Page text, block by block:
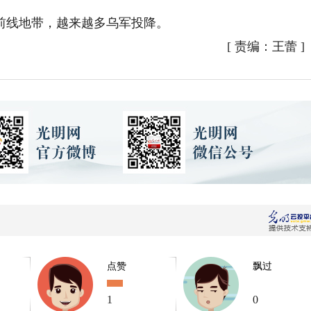
带，越来越多乌军投降。
[ 责编：王蕾]
点赞
1
飘过
0